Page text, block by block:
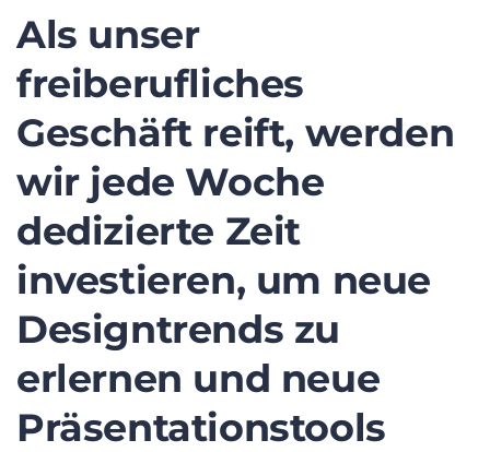
Als unser
freiberufliches
Geschäft reift, werden
wir jede Woche
dedizierte Zeit
investieren, um neue
Designtrends zu
erlernen und neue
Präsentationstools